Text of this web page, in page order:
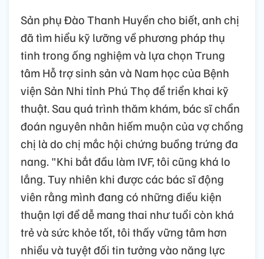
Sản phụ Đào Thanh Huyền cho biết, anh chị
đã tìm hiểu kỹ lưỡng về phương pháp thụ
tinh trong ống nghiệm và lựa chọn Trung
tâm Hỗ trợ sinh sản và Nam học của Bệnh
viện Sản Nhi tỉnh Phú Thọ để triển khai kỹ
thuật. Sau quá trình thăm khám, bác sĩ chẩn
đoán nguyên nhân hiếm muộn của vợ chồng
chị là do chị mắc hội chứng buồng trứng đa
nang. "Khi bắt đầu làm IVF, tôi cũng khá lo
lắng. Tuy nhiên khi được các bác sĩ động
viên rằng mình đang có những điều kiện
thuận lợi để dễ mang thai như tuổi còn khá
trẻ và sức khỏe tốt, tôi thấy vững tâm hơn
nhiều và tuyệt đối tin tưởng vào năng lực